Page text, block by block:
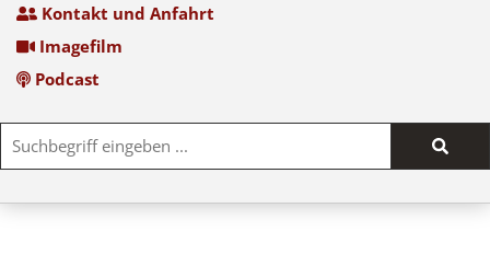
Kontakt und Anfahrt
Imagefilm
Podcast